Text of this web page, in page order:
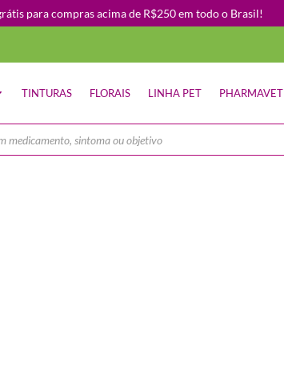
para compras acima de R$250 em todo o Brasil!
TINTURAS FLORAIS LINHA PET PHARMAVET